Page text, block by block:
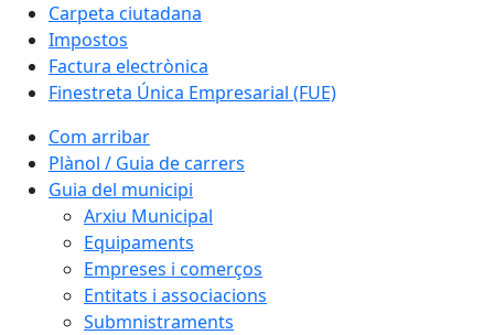
Carpeta ciutadana
Impostos
Factura electrònica
Finestreta Única Empresarial (FUE)
Com arribar
Plànol / Guia de carrers
Guia del municipi
Arxiu Municipal
Equipaments
Empreses i comerços
Entitats i associacions
Submnistraments